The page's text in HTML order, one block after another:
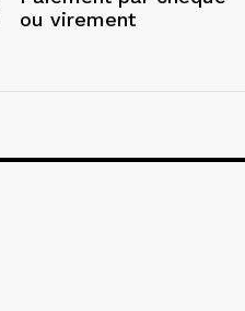
ou virement